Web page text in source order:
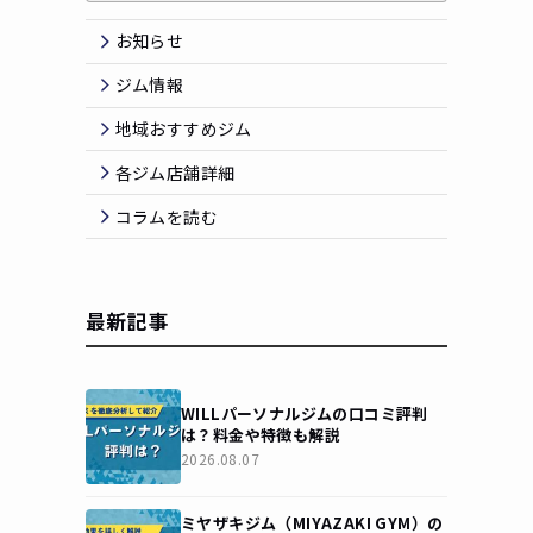
お知らせ
ジム情報
地域おすすめジム
各ジム店舗詳細
コラムを読む
最新記事
WILLパーソナルジムの口コミ評判
は？料金や特徴も解説
2026.08.07
ミヤザキジム（MIYAZAKI GYM）の